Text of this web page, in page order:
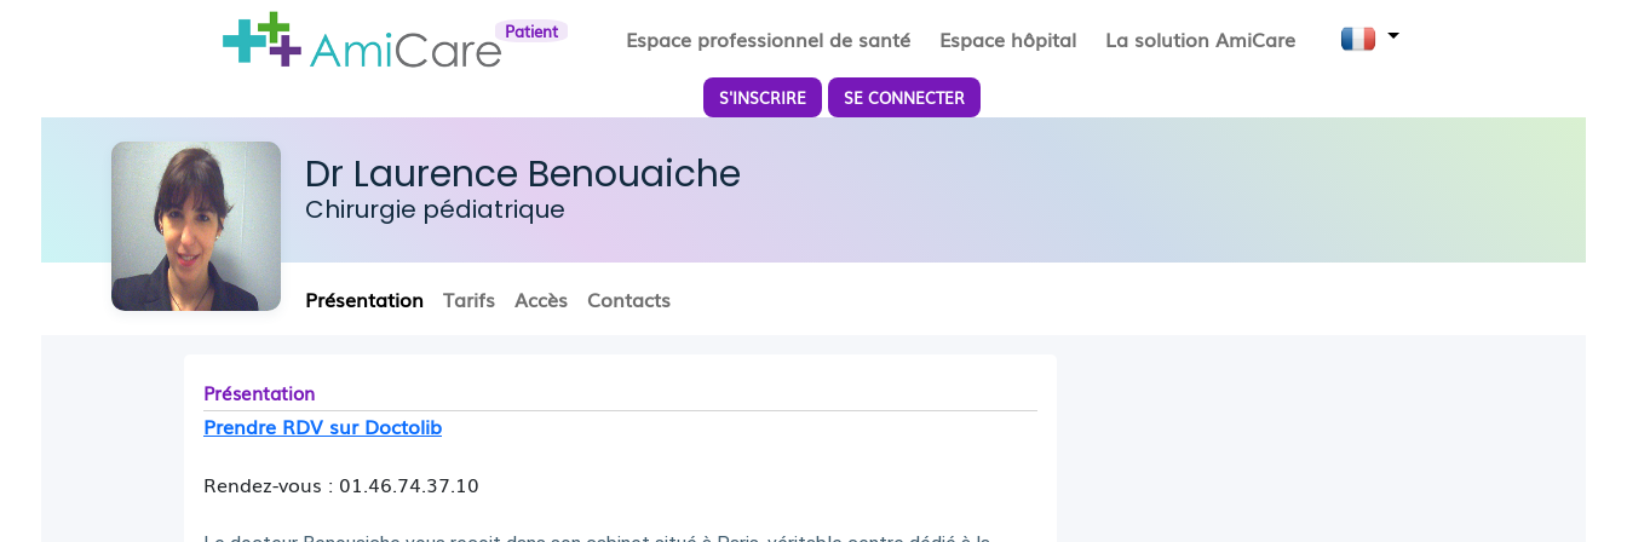
Patient Espace professionnel de santé Espace hôpital La solution AmiCare
S'INSCRIRE SE CONNECTER
Dr Laurence Benouaiche
Chirurgie pédiatrique
Présentation Tarifs Accès Contacts
Présentation
Prendre RDV sur Doctolib
Rendez-vous : 01.46.74.37.10